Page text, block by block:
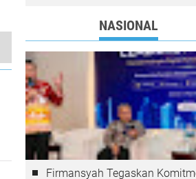
NASIONAL
Firmansyah Tegaskan